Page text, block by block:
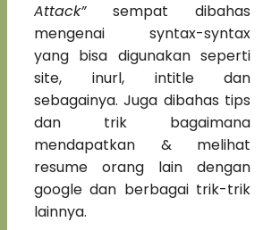
Attack”sempat dibahas
mengenai syntax-syntax
yang bisa digunakan seperti
site, inurl, intitle dan
sebagainya. Juga dibahas tips
dan trik bagaimana
mendapatkan & melihat
resume orang lain dengan
google dan berbagai trik-trik
lainnya.